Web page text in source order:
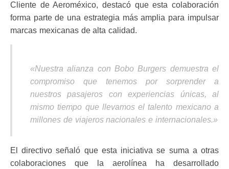
Cliente de Aeroméxico, destacó que esta colaboración
forma parte de una estrategia más amplia para impulsar
marcas mexicanas de alta calidad.
«Nuestra alianza con Bobo Burgers demuestra el
compromiso que tenemos por sorprender a
nuestros pasajeros con experiencias únicas, al
mismo tiempo que llevamos el talento mexicano a
millones de viajeros nacionales e internacionales.»
El directivo señaló que esta iniciativa se suma a otras
colaboraciones que la aerolínea ha desarrollado